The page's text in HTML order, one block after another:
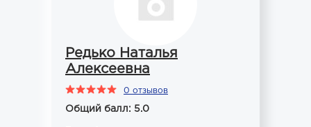
Редько Наталья
Алексеевна
0 отзывов
Общий балл: 5.0